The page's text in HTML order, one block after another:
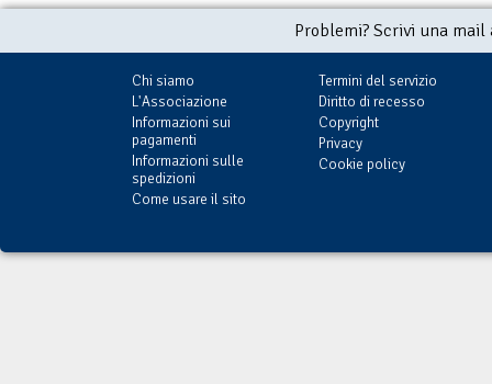
Problemi? Scrivi una
Chi siamo
L'Associazione
Informazioni sui
pagamenti
Informazioni sulle
spedizioni
Come usare il sito
Termini del servizio
Diritto di recesso
Copyright
Privacy
Cookie policy